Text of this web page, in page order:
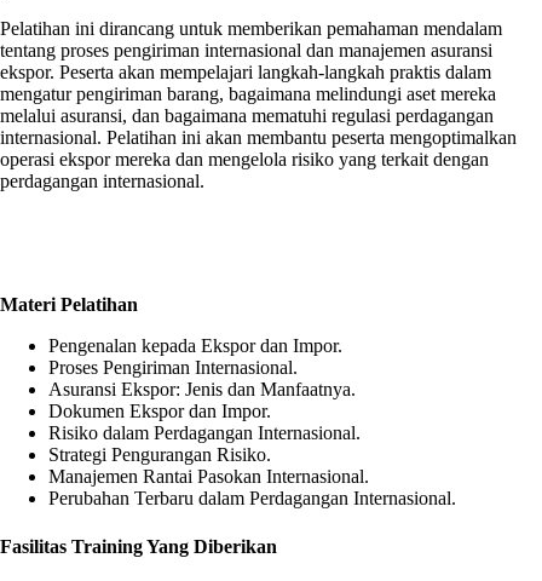
Pelatihan ini dirancang untuk memberikan pemahaman mendalam
tentang proses pengiriman internasional dan manajemen asuransi
ekspor. Peserta akan mempelajari langkah-langkah praktis dalam
mengatur pengiriman barang, bagaimana melindungi aset mereka
melalui asuransi, dan bagaimana mematuhi regulasi perdagangan
internasional. Pelatihan ini akan membantu peserta mengoptimalkan
operasi ekspor mereka dan mengelola risiko yang terkait dengan
perdagangan internasional.
Materi Pelatihan
Pengenalan kepada Ekspor dan Impor.
Proses Pengiriman Internasional.
Asuransi Ekspor: Jenis dan Manfaatnya.
Dokumen Ekspor dan Impor.
Risiko dalam Perdagangan Internasional.
Strategi Pengurangan Risiko.
Manajemen Rantai Pasokan Internasional.
Perubahan Terbaru dalam Perdagangan Internasional.
Fasilitas Training Yang Diberikan